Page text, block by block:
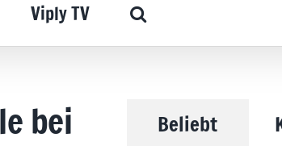
Viply TV
bei
Beliebt